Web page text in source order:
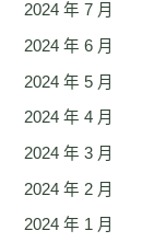
2024 年 7 月
2024 年 6 月
2024 年 5 月
2024 年 4 月
2024 年 3 月
2024 年 2 月
2024 年 1 月